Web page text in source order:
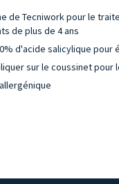
de Tecniwork pour le
de plus de 4 ans
d'acide salicylique pour
sur le coussinet pour